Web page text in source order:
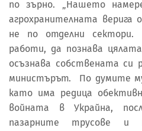
по зърно. „Нашето
агрохранителната
не по отделни
работи, да познава
осъзнава собствената си
министърът. По думите
като има редица
войната в Украйна,
пазарните трусове и